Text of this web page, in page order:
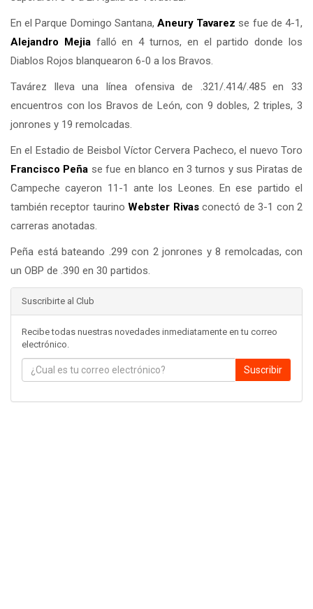
En el Parque Domingo Santana, Aneury Tavarez se fue de 4-1,
Alejandro Mejiafalló en 4 turnos, en el partido donde los
Diablos Rojos blanquearon 6-0 a los Bravos.
Tavárez lleva una línea ofensiva de .321/.414/.485 en 33
encuentros con los Bravos de León, con 9 dobles, 2 triples, 3
jonrones y 19 remolcadas.
En el Estadio de Beisbol Víctor Cervera Pacheco, el nuevo Toro
Francisco Peña se fue en blanco en 3 turnos y sus Piratas de
Campeche cayeron 11-1 ante los Leones. En ese partido el
también receptor taurinoWebster Rivasconectó de 3-1 con 2
carreras anotadas.
Peña está bateando .299 con 2 jonrones y 8 remolcadas, con
un OBP de .390 en 30 partidos.
Suscribirte al Club
Recibe todas nuestras novedades inmediatamente en tu correo
electrónico.
Suscribir